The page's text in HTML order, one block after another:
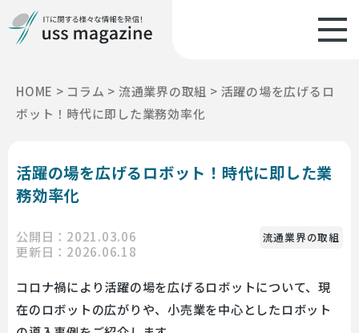
HOME > コラム > 流通業界の取組 > 活躍の場を広げるロ
ボット！時代に即した業務効率化
活躍の場を広げるロボット！時代に即した業
務効率化
公開日：2021.03.06
更新日：2026.06.18
流通業界の取組
コロナ禍により活躍の場を広げるロボットについて、現
在のロボットの広がりや、小売業を中心としたロボット